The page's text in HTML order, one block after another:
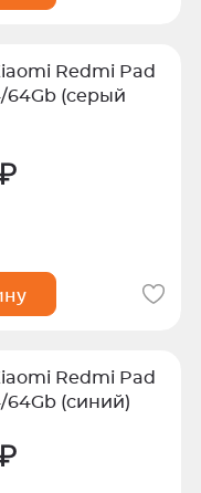
Redmi Pad
64Gb (серый
Redmi Pad
64Gb (синий)